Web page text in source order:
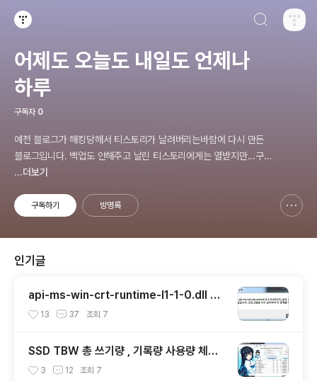
어제도 오늘도 내일도 언제나
하루
구독자 0
예전 블로그가 해킹당해서 티스토리가 날려버리는바람에 다시 만든
블로그입니다. 백업도 안해주고 날린 티스토리에게는 열받지만...구
블로그에 있던 링크로 오셨을경우 유실된 경우가 종종 있습니다.
...더보기
구독하기 방명록
인기글
api-ms-win-crt-runtime-l1-1-0.dll 에
러 해결하기
13 37 조회 7
SSD TBW 총 쓰기량 , 기록량 사용량 체크
확인하기
3 12 조회 7